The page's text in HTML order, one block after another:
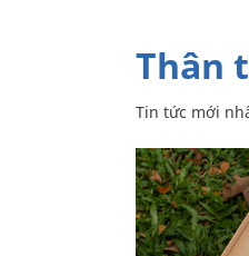
thân
Tin tức mới